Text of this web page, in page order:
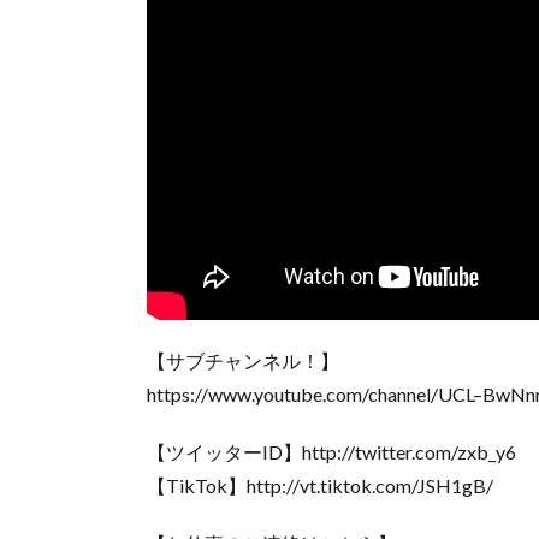
【サブチャンネル！】
https://www.youtube.com/channel/
【ツイッターID】http://twitter.com/zxb_y6
【TikTok】http://vt.tiktok.com/JSH1gB/